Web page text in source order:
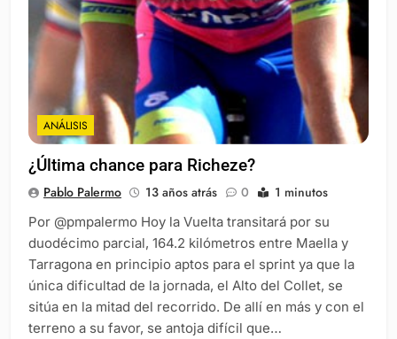
ANÁLISIS
¿Última chance para Richeze?
Pablo Palermo 13 años atrás 0 1 minutos
Por @pmpalermo Hoy la Vuelta transitará por su
duodécimo parcial, 164.2 kilómetros entre Maella y
Tarragona en principio aptos para el sprint ya que la
única dificultad de la jornada, el Alto del Collet, se
sitúa en la mitad del recorrido. De allí en más y con el
terreno a su favor, se antoja difícil que…